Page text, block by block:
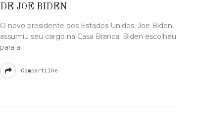
DE JOE BIDEN
O novo presidente dos Estados Unidos, Joe Biden,
assumiu seu cargo na Casa Branca. Biden escolheu
para a
Compartilhe